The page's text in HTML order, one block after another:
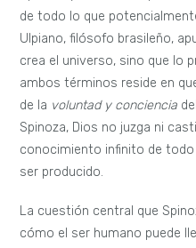
en un paralelismo o simetría,
nada tiene que ver con la
por lo tanto, sobre una física
como un individuo complejo.
La narrativa muestra
afectivos, de exploración y
tanto a nivel del cuerpo
existe o lo que Spinoza
concepto al que también